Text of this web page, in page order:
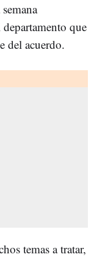
que
del acuerdo.
temas a tratar,